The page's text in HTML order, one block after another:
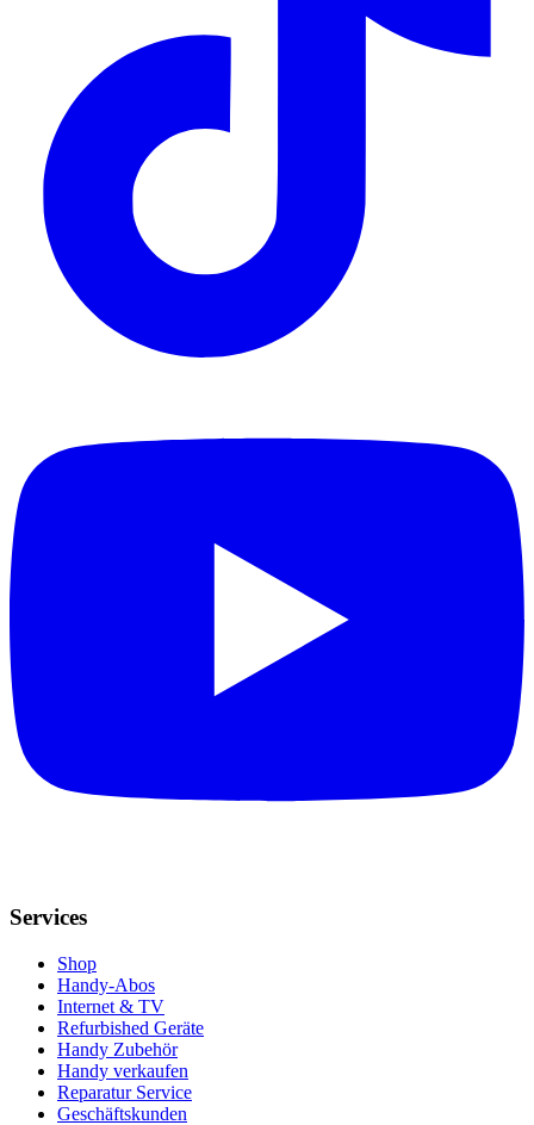
Services
Shop
Handy-Abos
Internet & TV
Refurbished Geräte
Handy Zubehör
Handy verkaufen
Reparatur Service
Geschäftskunden